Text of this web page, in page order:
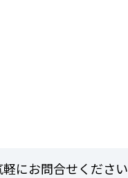
軽にお問合せください